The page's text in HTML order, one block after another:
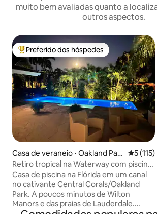
muito bem avaliadas quanto a
outros aspectos.
Entre os melhores preferidos dos hóspedes
Preferido dos hóspedes
Casa de veraneio ⋅ Oakland Par
k
5 de
5 (115)
Retiro tropical na Waterway com piscina
aquecida
Casa de piscina na Flórida em um canal
no cativante Central Corals/Oakland
Park. A poucos minutos de Wilton
Manors e das praias de Lauderdale.